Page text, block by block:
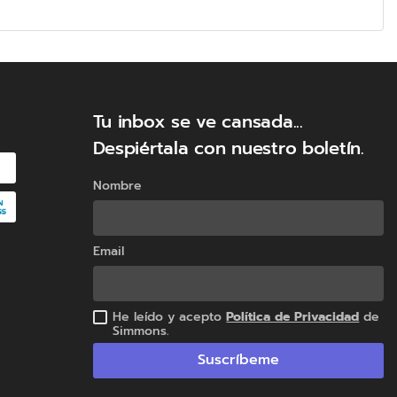
seguridad OEKO-TEX y HYG-CEN, el
para un descanso
Tu inbox se ve cansada...
Despiértala con nuestro boletín.
Nombre
Email
He leído y aceptoPolítica de Privacidad de
Simmons.
Suscríbeme